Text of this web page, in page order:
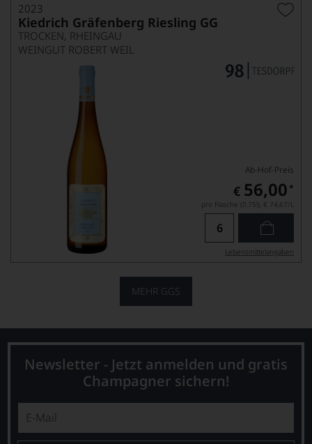
MEHR GGS
2023
Kiedrich Gräfenberg Riesling GG
TROCKEN, RHEINGAU
WEINGUT ROBERT WEIL
Ab-Hof-Preis
€ 56,00 *
pro Flasche (0.75l), € 74,67/L
Lebensmittel­angaben
Newsletter - Jetzt anmelden und gratis
Champagner sichern!